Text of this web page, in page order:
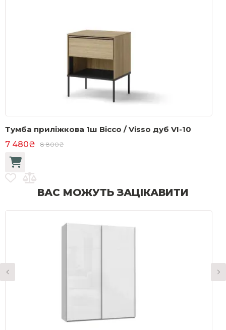
Тумба приліжкова 1ш Віссо / Visso дуб VI-10
7 480₴
8 800₴
ВАС МОЖУТЬ ЗАЦІКАВИТИ